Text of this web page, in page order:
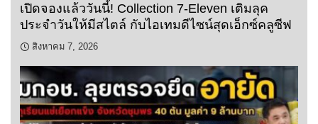
เปิดจองแล้ววันนี้! Collection 7-Eleven เติมลุค
ประจำวันให้มีสไตล์ กับไอเทมดีไซน์สุดเอ็กซ์คลูซีฟ
สิงหาคม 7, 2026